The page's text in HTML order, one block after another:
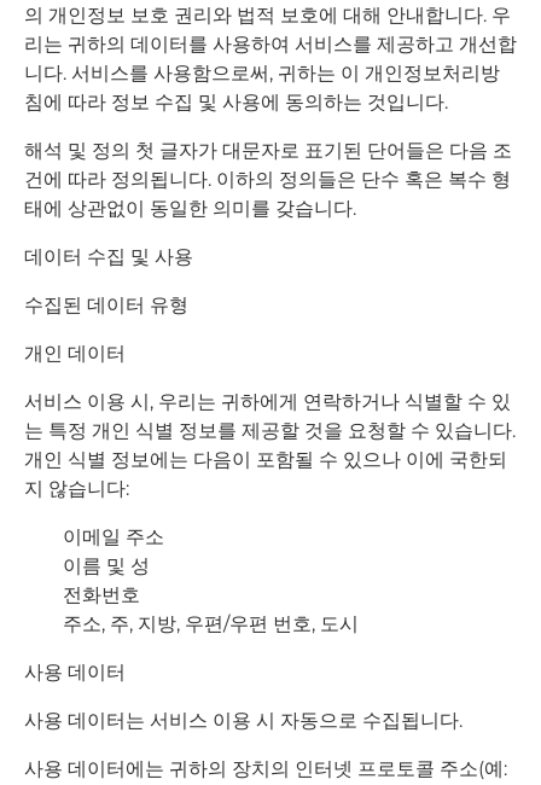
의 개인정보 보호 권리와 법적 보호에 대해 안내합니다. 우
리는 귀하의 데이터를 사용하여 서비스를 제공하고 개선합
니다. 서비스를 사용함으로써, 귀하는 이 개인정보처리방
침에 따라 정보 수집 및 사용에 동의하는 것입니다.
해석 및 정의 첫 글자가 대문자로 표기된 단어들은 다음 조
건에 따라 정의됩니다. 이하의 정의들은 단수 혹은 복수 형
태에 상관없이 동일한 의미를 갖습니다.
데이터 수집 및 사용
수집된 데이터 유형
개인 데이터
서비스 이용 시, 우리는 귀하에게 연락하거나 식별할 수 있
는 특정 개인 식별 정보를 제공할 것을 요청할 수 있습니다.
개인 식별 정보에는 다음이 포함될 수 있으나 이에 국한되
지 않습니다:
이메일 주소
이름 및 성
전화번호
주소, 주, 지방, 우편/우편 번호, 도시
사용 데이터
사용 데이터는 서비스 이용 시 자동으로 수집됩니다.
사용 데이터에는 귀하의 장치의 인터넷 프로토콜 주소(예: